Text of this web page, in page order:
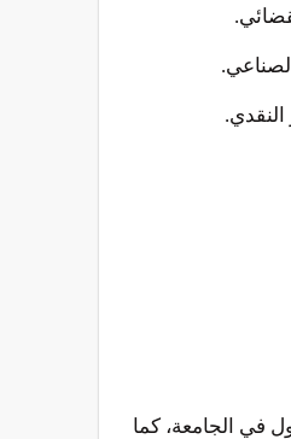
النقدي.
في الجامعة، كما